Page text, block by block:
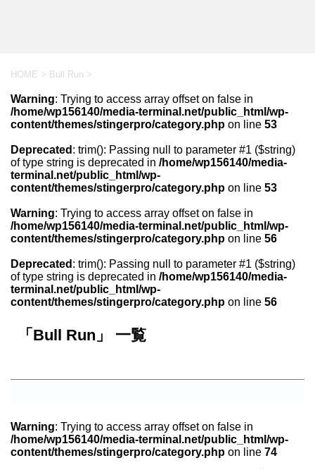
HOME > Bull Run >
Warning: Trying to access array offset on false in
/home/wp156140/media-terminal.net/public_html/wp-
content/themes/stingerpro/category.php on line 53
Deprecated : trim(): Passing null to parameter #1 ($string)
of type string is deprecated in /home/wp156140/media-
terminal.net/public_html/wp-
content/themes/stingerpro/category.php on line 53
Warning: Trying to access array offset on false in
/home/wp156140/media-terminal.net/public_html/wp-
content/themes/stingerpro/category.php on line 56
Deprecated : trim(): Passing null to parameter #1 ($string)
of type string is deprecated in /home/wp156140/media-
terminal.net/public_html/wp-
content/themes/stingerpro/category.php on line 56
「Bull Run」 一覧
Warning: Trying to access array offset on false in
/home/wp156140/media-terminal.net/public_html/wp-
content/themes/stingerpro/category.php on line 74